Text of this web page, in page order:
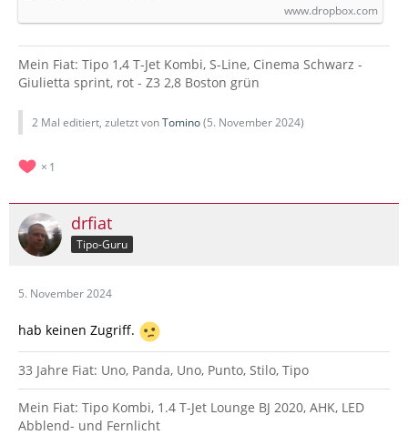
www.dropbox.com
Mein Fiat: Tipo 1,4 T-Jet Kombi, S-Line, Cinema Schwarz -
Giulietta sprint, rot - Z3 2,8 Boston grün
2 Mal editiert, zuletzt vonTomino(5. November 2024)
1
drfiat
Tipo-Guru
5. November 2024
hab keinen Zugriff.
33 Jahre Fiat: Uno, Panda, Uno, Punto, Stilo, Tipo
Mein Fiat: Tipo Kombi, 1.4 T-Jet Lounge BJ 2020, AHK, LED
Abblend- und Fernlicht